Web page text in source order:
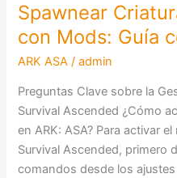
Spawnear
con Mods: Guía
ARK ASA /admin
Preguntas Clave sobre la
Survival Ascended ¿Cómo
en ARK: ASA? Para activar
Survival Ascended, primero
comandos desde los
Spawnear
Criaturas
en
ARK:
ASA
con
Mods:
Guía
completa